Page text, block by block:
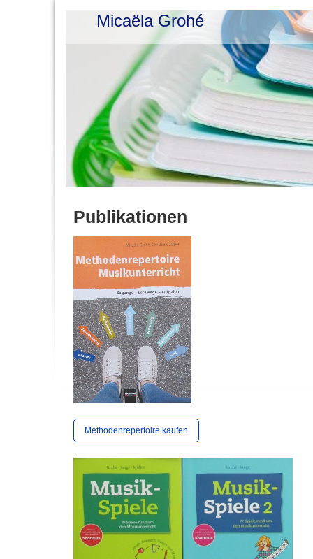
Micaëla Grohé
Publikationen
Methodenrepertoire kaufen